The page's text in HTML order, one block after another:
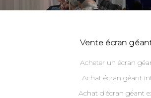
Vente écran
Acheter un écran
Achat écran géant
Achat d’écran géant